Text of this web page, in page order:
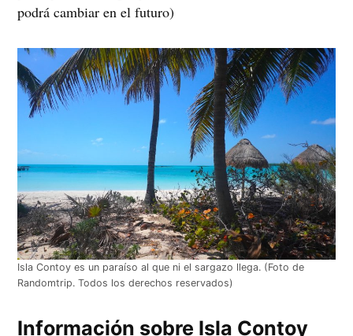
podrá cambiar en el futuro)
Isla Contoy es un paraíso al que ni el sargazo llega. (Foto de
Randomtrip. Todos los derechos reservados)
Información sobre Isla Contoy